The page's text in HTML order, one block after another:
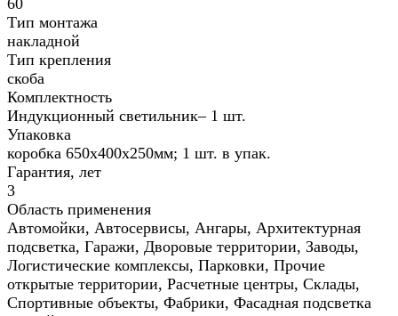
60
Тип монтажа
накладной
Тип крепления
скоба
Комплектность
Индукционный светильник– 1 шт.
Упаковка
коробка 650х400х250мм; 1 шт. в упак.
Гарантия, лет
3
Область применения
Автомойки, Автосервисы, Ангары, Архитектурная
подсветка, Гаражи, Дворовые территории, Заводы,
Логистические комплексы, Парковки, Прочие
открытые территории, Расчетные центры, Склады,
Спортивные объекты, Фабрики, Фасадная подсветка